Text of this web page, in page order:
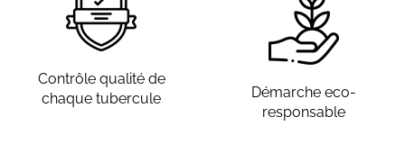
Contrôle qualité de
chaque tubercule
Démarche eco-
responsable